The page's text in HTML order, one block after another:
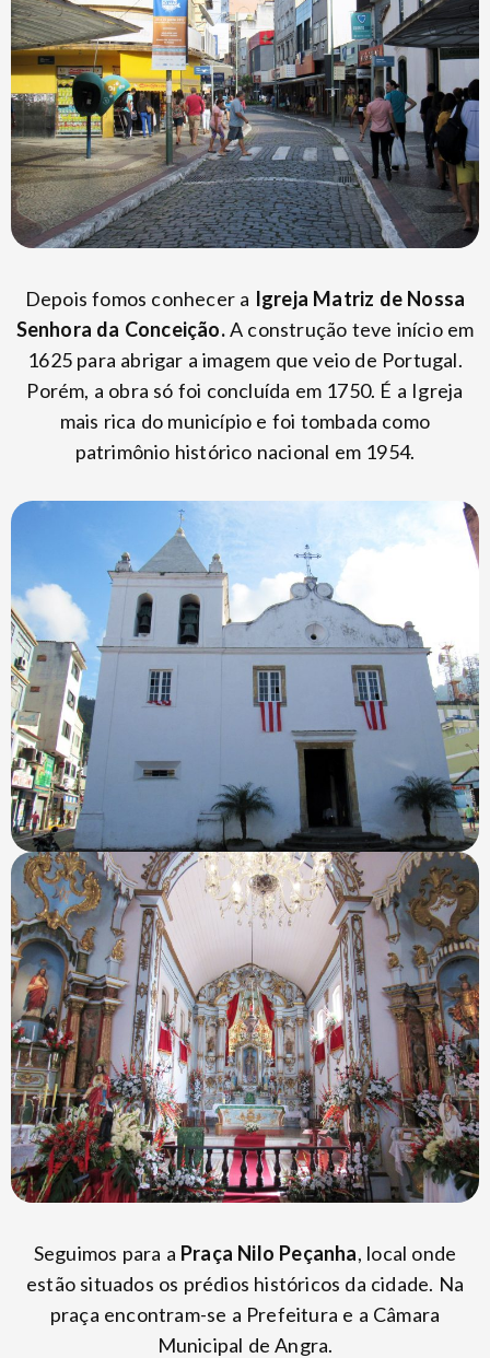
Depois fomos conhecer a Igreja Matriz de Nossa
Senhora da Conceição.A construção teve início em
1625 para abrigar a imagem que veio de Portugal.
Porém, a obra só foi concluída em 1750. É a Igreja
mais rica do município e foi tombada como
patrimônio histórico nacional em 1954.
Seguimos para a Praça Nilo Peçanha, local onde
estão situados os prédios históricos da cidade. Na
praça encontram-se a Prefeitura e a Câmara
Municipal de Angra.